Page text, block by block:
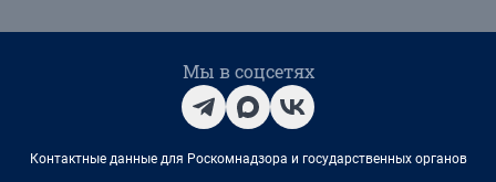
Мы в соцсетях
Контактные данные для Роскомнадзора и государственных органов